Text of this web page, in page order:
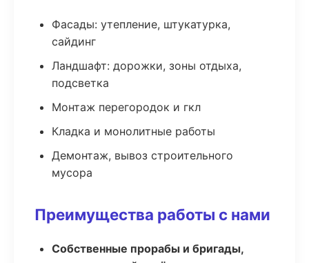
Фасады: утепление, штукатурка,
сайдинг
Ландшафт: дорожки, зоны отдыха,
подсветка
Монтаж перегородок и гкл
Кладка и монолитные работы
Демонтаж, вывоз строительного
мусора
Преимущества работы с нами
Собственные прорабы и бригады,